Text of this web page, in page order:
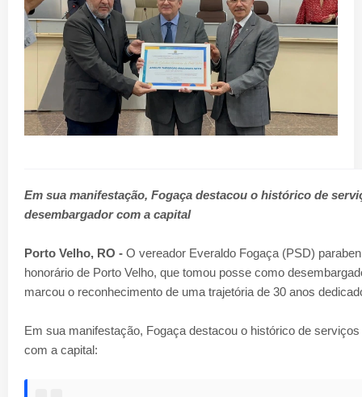
Em sua manifestação, Fogaça destacou o histórico de
desembargador com a capital
Porto Velho, RO - O vereador Everaldo Fogaça (PSD)
honorário de Porto Velho, que tomou posse como
marcou o reconhecimento de uma trajetória de 30 anos
Em sua manifestação, Fogaça destacou o histórico de
com a capital: